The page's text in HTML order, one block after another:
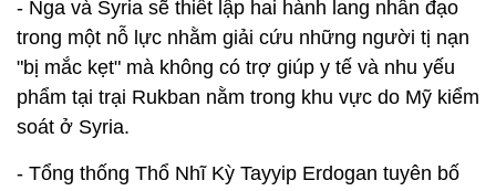
- Nga và Syria sẽ thiết lập hai hành lang nhân đạo
trong một nỗ lực nhằm giải cứu những người tị nạn
"bị mắc kẹt" mà không có trợ giúp y tế và nhu yếu
phẩm tại trại Rukban nằm trong khu vực do Mỹ kiểm
soát ở Syria.
- Tổng thống Thổ Nhĩ Kỳ Tayyip Erdogan tuyên bố